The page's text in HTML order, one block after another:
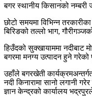
बगर स्थानीय किसानको नम्बरी
छोटो समयमा विभिन्न
बिरिङको तल्लो भाग,
हिउँदको सुक्खायाममा नदीबाट
बगरमा मनग्य उत्पादन हुने
उहाँले बगरखेती
नदी किनारामा सानो लगानी
ज्ञान केन्द्रको कार्यालय